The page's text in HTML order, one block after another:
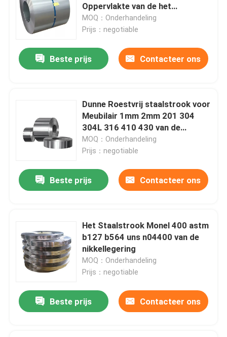
Oppervlakte van de het
Metaalstrook 2B van de
Roestvrij staalrol
MOQ：Onderhandeling
Prijs：negotiable
Beste prijs Contacteer ons
Dunne Roestvrij staalstrook voor
Meubilair 1mm 2mm 201 304
304L 316 410 430 van de
Lentesdeuren
MOQ：Onderhandeling
Prijs：negotiable
Beste prijs Contacteer ons
Het Staalstrook Monel 400 astm
b127 b564 uns n04400 van de
nikkellegering
MOQ：Onderhandeling
Prijs：negotiable
Beste prijs Contacteer ons